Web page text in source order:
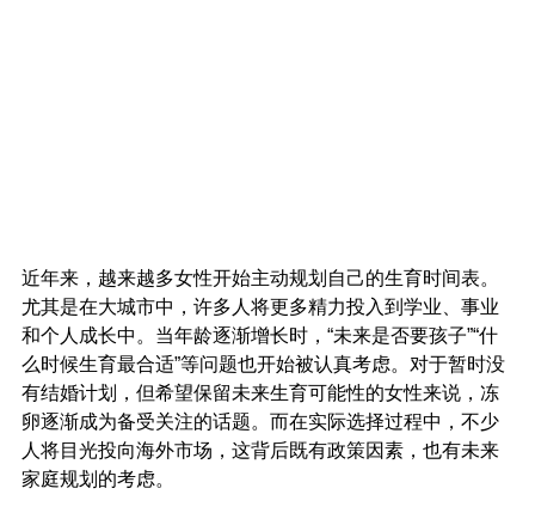
近年来，越来越多女性开始主动规划自己的生育时间表。
尤其是在大城市中，许多人将更多精力投入到学业、事业
和个人成长中。当年龄逐渐增长时，“未来是否要孩子”“什
么时候生育最合适”等问题也开始被认真考虑。对于暂时没
有结婚计划，但希望保留未来生育可能性的女性来说，冻
卵逐渐成为备受关注的话题。而在实际选择过程中，不少
人将目光投向海外市场，这背后既有政策因素，也有未来
家庭规划的考虑。